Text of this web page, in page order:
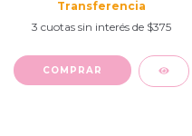
3 cuotas sin interés de $375